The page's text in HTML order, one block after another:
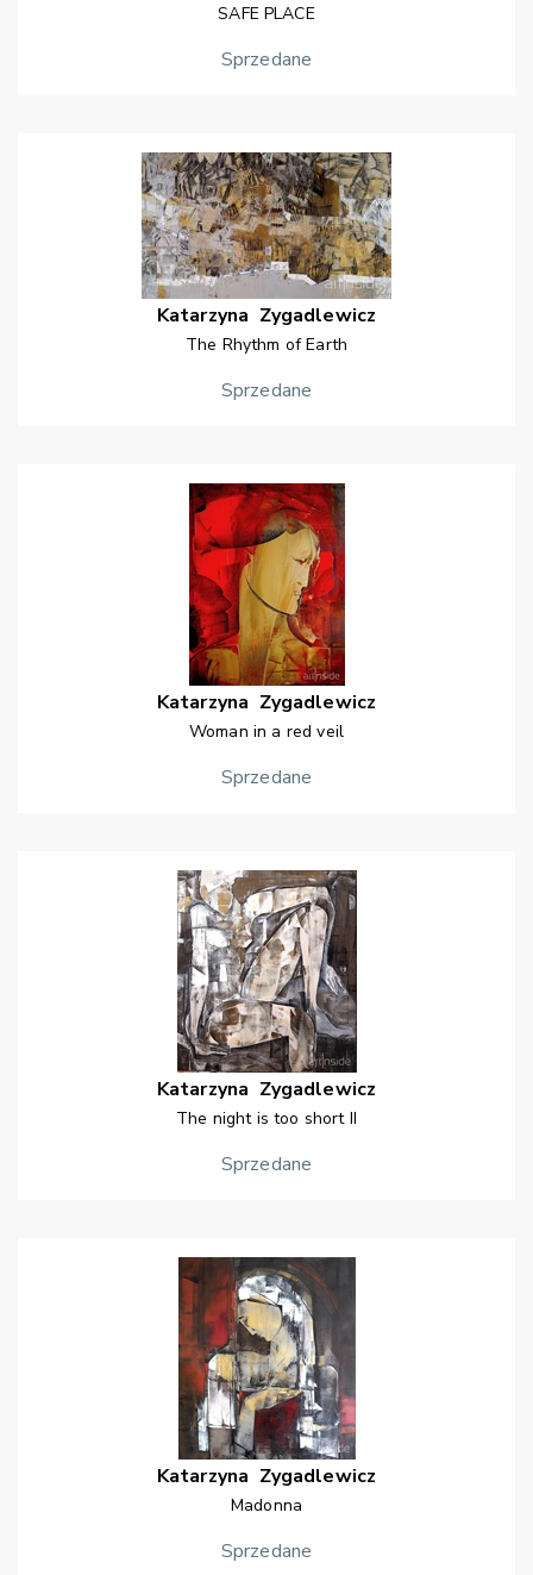
SAFE PLACE
Sprzedane
Katarzyna Zygadlewicz
The Rhythm of Earth
Sprzedane
Katarzyna Zygadlewicz
Woman in a red veil
Sprzedane
Katarzyna Zygadlewicz
The night is too short II
Sprzedane
Katarzyna Zygadlewicz
Madonna
Sprzedane